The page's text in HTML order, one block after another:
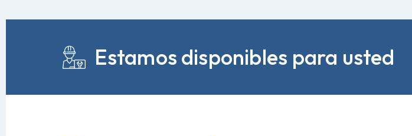
Estamos disponibles para usted